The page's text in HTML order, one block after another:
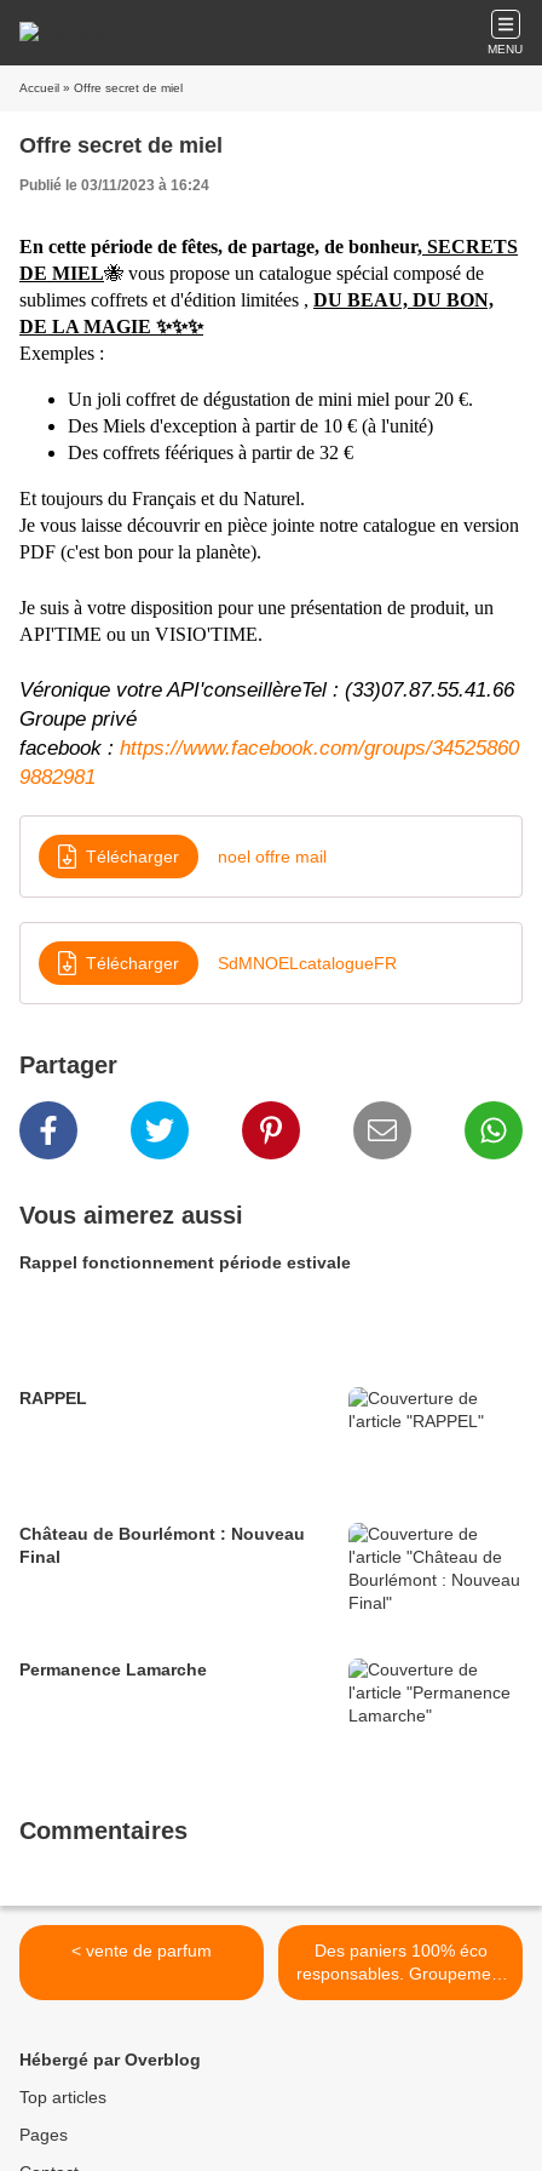
MENU
Accueil » Offre secret de miel
Offre secret de miel
Publié le 03/11/2023 à 16:24
En cette période de fêtes, de partage, de bonheur, SECRETS
DE MIEL🐝 vous propose un catalogue spécial composé de
sublimes coffrets et d'édition limitées , DU BEAU, DU BON,
DE LA MAGIE ✨✨✨
Exemples :
Un joli coffret de dégustation de mini miel pour 20 €.
Des Miels d'exception à partir de 10 € (à l'unité)
Des coffrets féériques à partir de 32 €
Et toujours du Français et du Naturel.
Je vous laisse découvrir en pièce jointe notre catalogue en version
PDF (c'est bon pour la planète).
Je suis à votre disposition pour une présentation de produit, un
API'TIME ou un VISIO'TIME.
Véronique votre API'conseillèreTel : (33)07.87.55.41.66
Groupe privé
facebook : https://www.facebook.com/groups/34525860
9882981
Télécharger noel offre mail
Télécharger SdMNOELcatalogueFR
Partager
Vous aimerez aussi
Rappel fonctionnement période estivale
RAPPEL
Château de Bourlémont : Nouveau
Final
Permanence Lamarche
Commentaires
< vente de parfum
Des paniers 100% éco
responsables. Groupement
de producteurs
Hébergé par Overblog
Top articles
Pages